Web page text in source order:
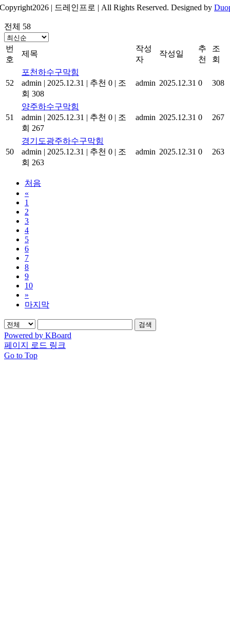
| 드레인프로 | All Rights Reserved. Designed by
전체 58
번
호
제목
작성
자
작성일
추
천
조
회
52
포천하수구막힘
admin | 2025.12.31 | 추천 0 | 조
회 308
admin 2025.12.31 0 308
51
양주하수구막힘
admin | 2025.12.31 | 추천 0 | 조
회 267
admin 2025.12.31 0 267
50
경기도광주하수구막힘
admin | 2025.12.31 | 추천 0 | 조
회 263
admin 2025.12.31 0 263
처음
«
1
2
3
4
5
6
7
8
9
10
»
마지막
검색
Powered by KBoard
페이지 로드 링크
Go to Top